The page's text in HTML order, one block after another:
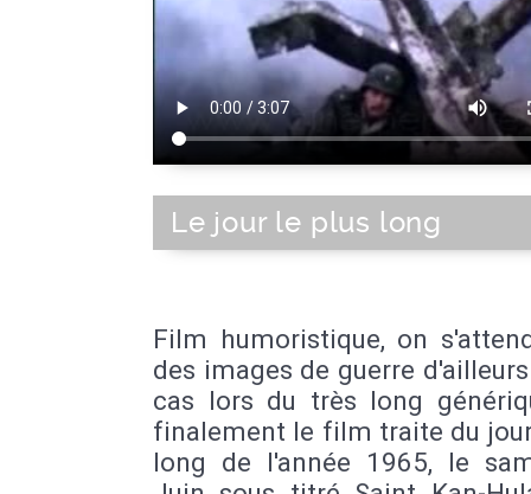
Le jour le plus long
Film humoristique, on
des images de guerre
cas lors du très long
finalement le film traite du
long de l'année 1965, le